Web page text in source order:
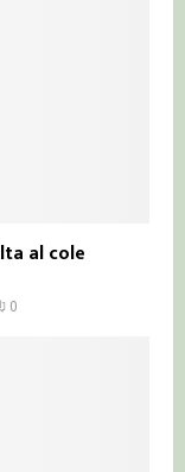
al cole
0